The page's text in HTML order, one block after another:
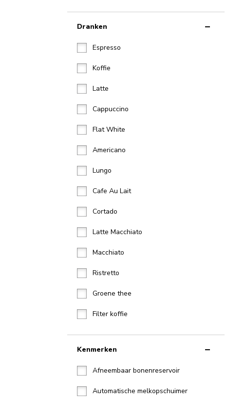
Dranken
Espresso
Koffie
Latte
Cappuccino
Flat White
Americano
Lungo
Cafe Au Lait
Cortado
Latte Macchiato
Macchiato
Ristretto
Groene thee
Filter koffie
Kenmerken
Afneembaar bonenreservoir
Automatische melkopschuimer